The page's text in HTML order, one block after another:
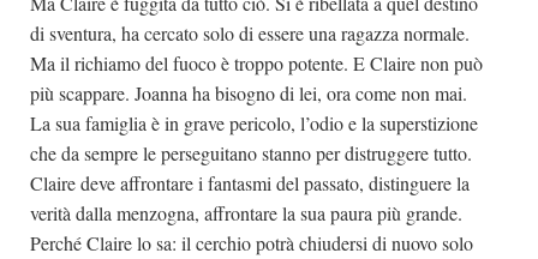
di sventura, ha cercato solo di essere una ragazza normale.
Ma il richiamo del fuoco è troppo potente. E Claire non può
più scappare. Joanna ha bisogno di lei, ora come non mai.
La sua famiglia è in grave pericolo, l’odio e la superstizione
che da sempre le perseguitano stanno per distruggere tutto.
Claire deve affrontare i fantasmi del passato, distinguere la
verità dalla menzogna, affrontare la sua paura più grande.
Perché Claire lo sa: il cerchio potrà chiudersi di nuovo solo